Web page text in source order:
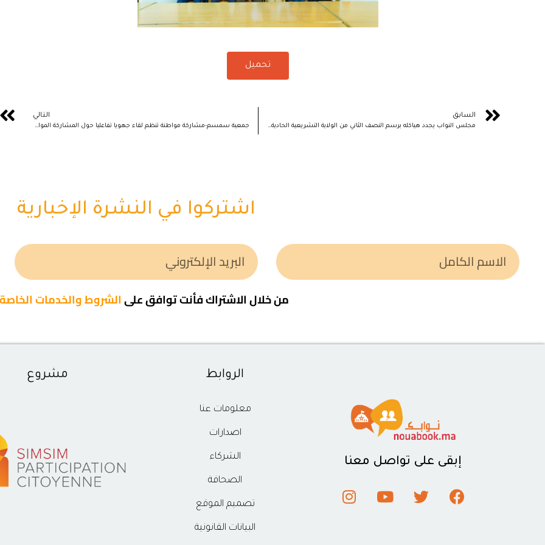
تحميل
السابق
مجلس النواب يجدد هياكله برسم النصف الثاني من الولاية التشريعية الحادية عشرة 2021 – 2026
التالي
جمعية سمسم-مشاركة مواطنة تنظم لقاء جهويا تفاعليا حول المشاركة المواطنة
اشتركوا في النشرة الإخبارية
من خلال الاشتراك فأنت توافق علىالشروط والخدمات الخاصة
إبقى على تواصل معنا
الروابط
معلومات عنا
اصدارات
الشركاء
الصحافة
تصميم الموقع
البيانات القانونية
مشروع